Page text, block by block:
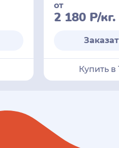
от
2 180 Р/кг.
Купить в